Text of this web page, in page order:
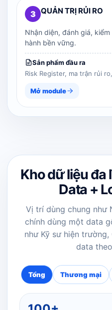
3 QUẢN TRỊ RỦI RO
Nhận diện, đánh giá,
hành bền vững.
Sản phẩm đầu ra
Risk Register, ma trận rủi
Mở module
Kho dữ liệu đa
Data +
Vị trí dùng chung như
chính dùng một data
như Kỹ sư hiện
data
Tổng Thương mại